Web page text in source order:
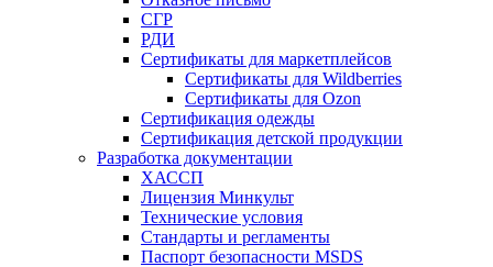
СГР
РДИ
Сертификаты для маркетплейсов
Сертификаты для Wildberries
Сертификаты для Ozon
Сертификация одежды
Сертификация детской продукции
Разработка документации
ХАССП
Лицензия Минкульт
Технические условия
Стандарты и регламенты
Паспорт безопасности MSDS